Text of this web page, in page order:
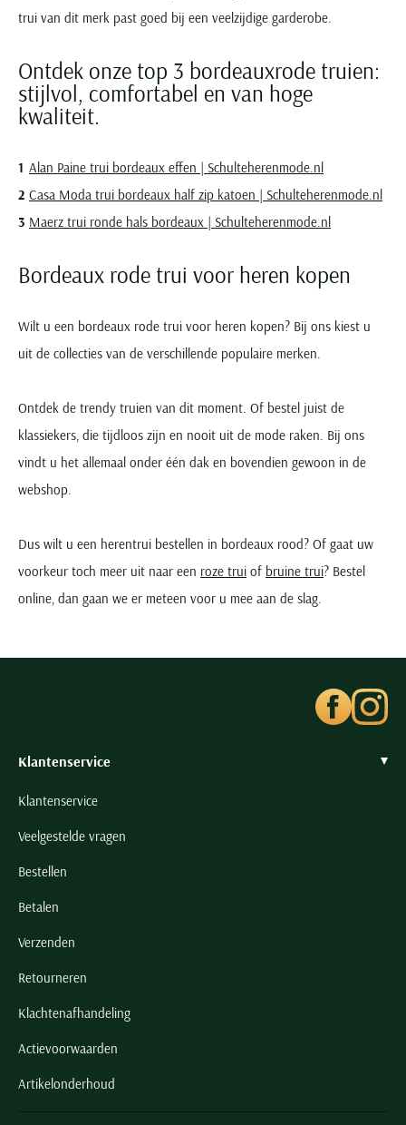
trui van dit merk past goed bij een veelzijdige garderobe.
Ontdek onze top 3 bordeauxrode truien:
stijlvol, comfortabel en van hoge
kwaliteit.
Alan Paine trui bordeaux effen | Schulteherenmode.nl
Casa Moda trui bordeaux half zip katoen | Schulteherenmode.nl
Maerz trui ronde hals bordeaux | Schulteherenmode.nl
Bordeaux rode trui voor heren kopen
Wilt u een bordeaux rode trui voor heren kopen? Bij ons kiest u
uit de collecties van de verschillende populaire merken.
Ontdek de trendy truien van dit moment. Of bestel juist de
klassiekers, die tijdloos zijn en nooit uit de mode raken. Bij ons
vindt u het allemaal onder één dak en bovendien gewoon in de
webshop.
Dus wilt u een herentrui bestellen in bordeaux rood? Of gaat uw
voorkeur toch meer uit naar een roze trui of bruine trui? Bestel
online, dan gaan we er meteen voor u mee aan de slag.
Klantenservice
Klantenservice
Veelgestelde vragen
Bestellen
Betalen
Verzenden
Retourneren
Klachtenafhandeling
Actievoorwaarden
Artikelonderhoud